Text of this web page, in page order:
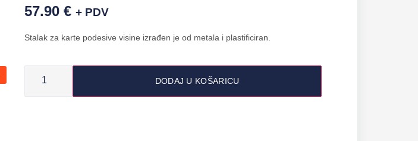
57.90 € + PDV
Stalak za karte podesive visine izrađen je od metala i plastificiran.
DODAJ U KOŠARICU